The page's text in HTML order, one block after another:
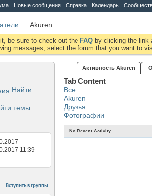
Новые сообщения Справка Календарь
Akuren
be sure to check out the FAQ by clicking the link
messages, select the forum that you want to
Найти
темы
11:39
Вступить в группы
Активность Akuren
Tab Content
Все
Akuren
Друзья
Фотографии
No Recent Activity